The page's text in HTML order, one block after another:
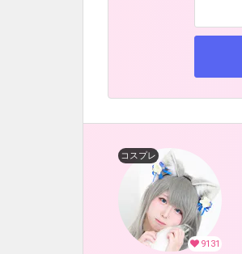
9131
コスプレ